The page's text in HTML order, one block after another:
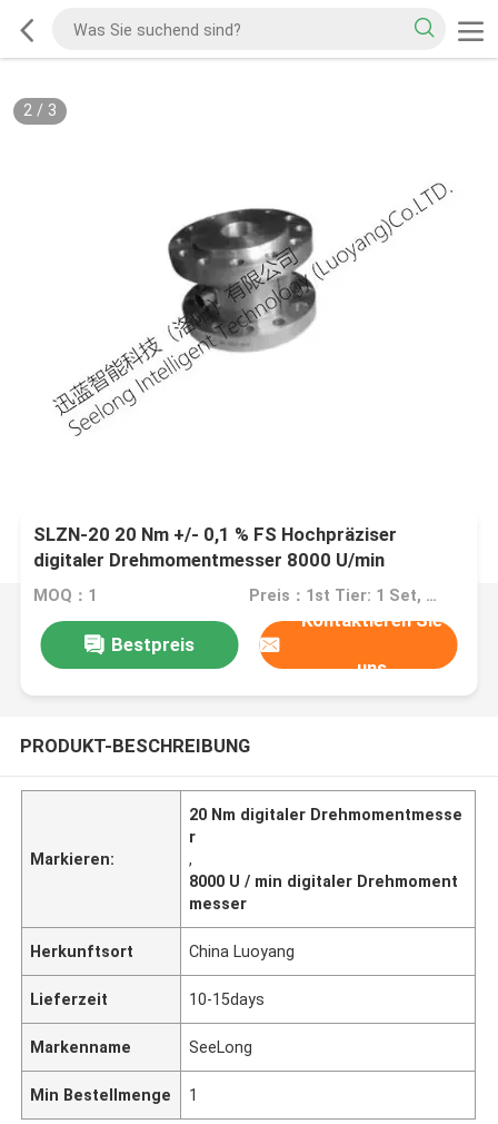
2/ 3
SLZN-20 20 Nm +/- 0,1 % FS Hochpräziser
digitaler Drehmomentmesser 8000 U/min
MOQ：1 Preis：1st Tier: 1 Set, Unit Price USD 3.00 2nd Tier: 2-5 Sets, Unit Price USD 2.00 3rd Tier: Over 5 Sets, Unit Price USD 1.00
Bestpreis
Kontaktieren Sie
uns
PRODUKT-BESCHREIBUNG
Markieren:
20 Nm digitaler Drehmomentmesse
r
,
8000 U / min digitaler Drehmoment
messer
Herkunftsort China Luoyang
Lieferzeit 10-15days
Markenname SeeLong
Min Bestellmenge 1